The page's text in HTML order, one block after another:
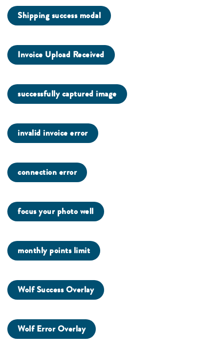
Shipping success modal
Invoice Upload Received
successfully captured image
invalid invoice error
connection error
focus your photo well
monthly points limit
Wolf Success Overlay
Wolf Error Overlay